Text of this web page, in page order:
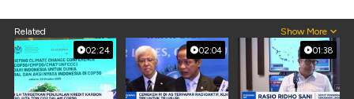
Related Show More
02:24 02:04 01:38